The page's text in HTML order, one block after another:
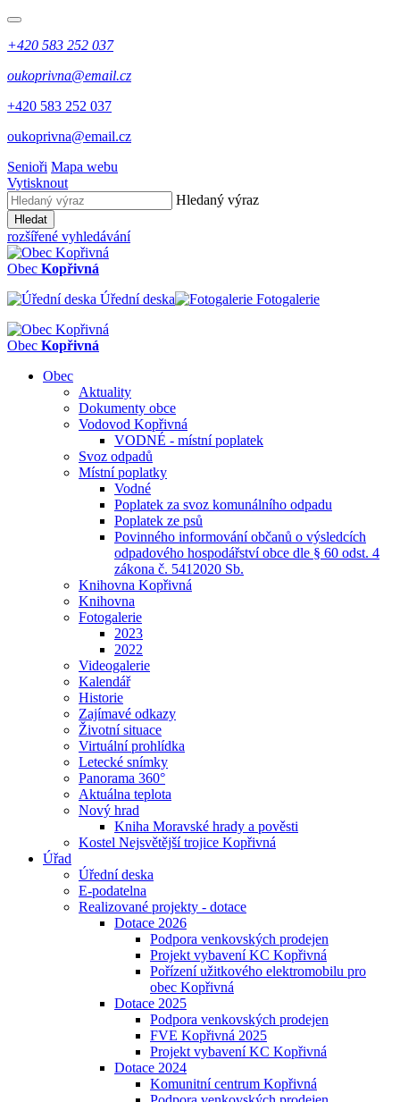
+420 583 252 037
oukoprivna@email.cz
+420 583 252 037
oukoprivna@email.cz
Senioři Mapa webu
Vytisknout
Hledaný výraz
Hledat
rozšířené vyhledávání
Obec Kopřivná
Úřední deska
Fotogalerie
Obec Kopřivná
Obec
Aktuality
Dokumenty obce
Vodovod Kopřivná
VODNÉ - místní poplatek
Svoz odpadů
Místní poplatky
Vodné
Poplatek za svoz komunálního odpadu
Poplatek ze psů
Povinného informování občanů o výsledcích
odpadového hospodářství obce dle § 60 odst. 4
zákona č. 5412020 Sb.
Knihovna Kopřivná
Knihovna
Fotogalerie
2023
2022
Videogalerie
Kalendář
Historie
Zajímavé odkazy
Životní situace
Virtuální prohlídka
Letecké snímky
Panorama 360°
Aktuálna teplota
Nový hrad
Kniha Moravské hrady a pověsti
Kostel Nejsvětější trojice Kopřivná
Úřad
Úřední deska
E-podatelna
Realizované projekty - dotace
Dotace 2026
Podpora venkovských prodejen
Projekt vybavení KC Kopřivná
Pořízení užitkového elektromobilu pro
obec Kopřivná
Dotace 2025
Podpora venkovských prodejen
FVE Kopřivná 2025
Projekt vybavení KC Kopřivná
Dotace 2024
Komunitní centrum Kopřivná